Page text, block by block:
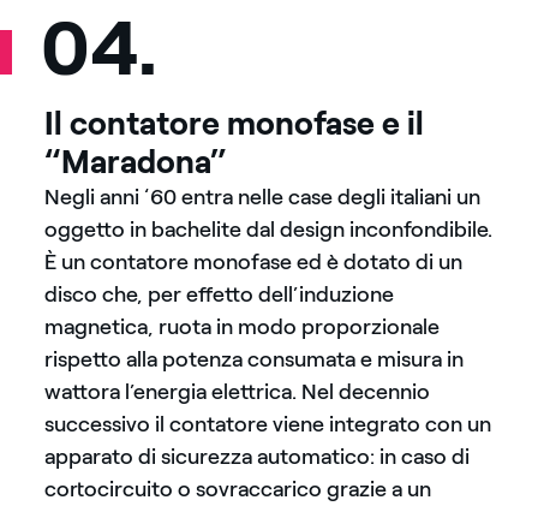
04.
Il contatore monofase e il
“Maradona”
Negli anni ‘60 entra nelle case degli italiani un
oggetto in bachelite dal design inconfondibile.
È un contatore monofase ed è dotato di un
disco che, per effetto dell’induzione
magnetica, ruota in modo proporzionale
rispetto alla potenza consumata e misura in
wattora l’energia elettrica. Nel decennio
successivo il contatore viene integrato con un
apparato di sicurezza automatico: in caso di
cortocircuito o sovraccarico grazie a un